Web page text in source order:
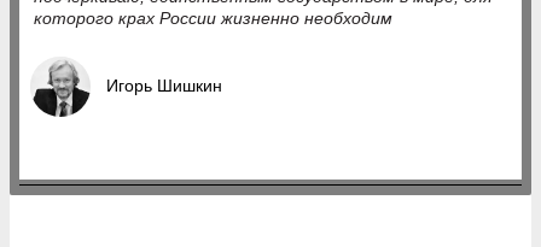
которого крах России жизненно необходим
Игорь Шишкин